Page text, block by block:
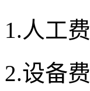
1.人工
2.设备